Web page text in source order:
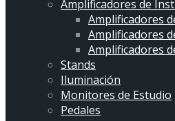
Amplificadores de
Amplificadores
Amplificadores
Amplificadores
Stands
Iluminación
Monitores de Estudio
Pedales